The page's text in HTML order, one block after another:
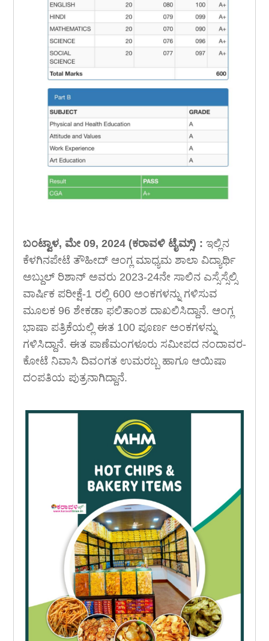
ಬಂಟ್ವಾಳ, ಮೇ 09, 2024 (ಕರಾವಳಿ ಟೈಮ್ಸ್) : ಇಲ್ಲಿನ
ಕೆಳಗಿನಪೇಟೆ ತೌಹೀದ್ ಆಂಗ್ಲ ಮಾಧ್ಯಮ ಶಾಲಾ ವಿದ್ಯಾರ್ಥಿ
ಅಬ್ದುಲ್ ರಿಶಾನ್ ಅವರು 2023-24ನೇ ಸಾಲಿನ ಎಸ್ಸೆಸ್ಸೆಲ್ಸಿ
ವಾರ್ಷಿಕ ಪರೀಕ್ಷೆ-1 ರಲ್ಲಿ 600 ಅಂಕಗಳನ್ನು ಗಳಿಸುವ
ಮೂಲಕ 96 ಶೇಕಡಾ ಫಲಿತಾಂಶ ದಾಖಲಿಸಿದ್ದಾನೆ. ಆಂಗ್ಲ
ಭಾಷಾ ಪತ್ರಿಕೆಯಲ್ಲಿ ಈತ 100 ಪೂರ್ಣ ಅಂಕಗಳನ್ನು
ಗಳಿಸಿದ್ದಾನೆ. ಈತ ಪಾಣೆಮಂಗಳೂರು ಸಮೀಪದ ನಂದಾವರ-
ಕೋಟೆ ನಿವಾಸಿ ದಿವಂಗತ ಉಮರಬ್ಬ ಹಾಗೂ ಆಯಿಷಾ
ದಂಪತಿಯ ಪುತ್ರನಾಗಿದ್ದಾನೆ.